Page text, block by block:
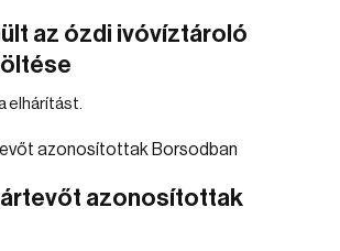
az ózdi ivóvíztároló
elhárítást.
azonosítottak